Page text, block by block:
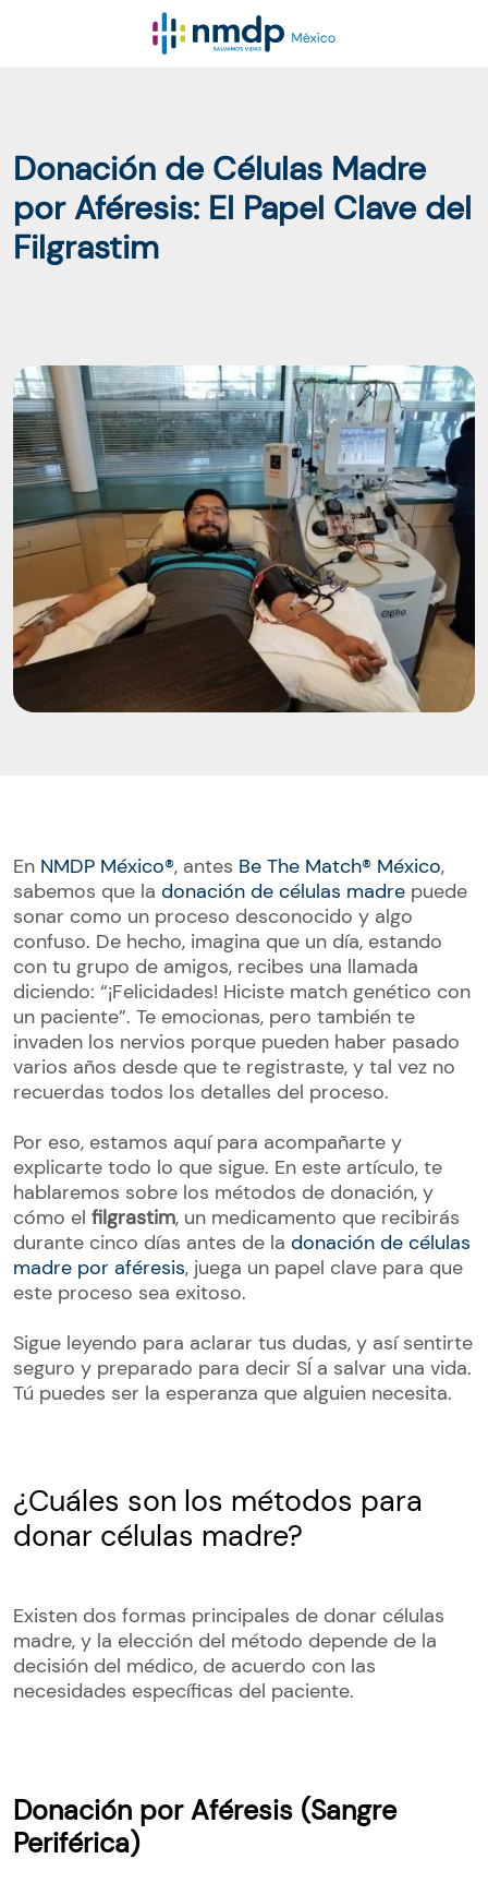
Donación de Células Madre
por Aféresis: El Papel Clave del
Filgrastim
En NMDP México®, antes Be The Match® México,
sabemos que la donación de células madre puede
sonar como un proceso desconocido y algo
confuso. De hecho, imagina que un día, estando
con tu grupo de amigos, recibes una llamada
diciendo: “¡Felicidades! Hiciste match genético con
un paciente”. Te emocionas, pero también te
invaden los nervios porque pueden haber pasado
varios años desde que te registraste, y tal vez no
recuerdas todos los detalles del proceso.
Por eso, estamos aquí para acompañarte y
explicarte todo lo que sigue. En este artículo, te
hablaremos sobre los métodos de donación, y
cómo el filgrastim, un medicamento que recibirás
durante cinco días antes de la donación de células
madre por aféresis, juega un papel clave para que
este proceso sea exitoso.
Sigue leyendo para aclarar tus dudas, y así sentirte
seguro y preparado para decir SÍ a salvar una vida.
Tú puedes ser la esperanza que alguien necesita.
¿Cuáles son los métodos para
donar células madre?
Existen dos formas principales de donar células
madre, y la elección del método depende de la
decisión del médico, de acuerdo con las
necesidades específicas del paciente.
Donación por Aféresis (Sangre
Periférica)